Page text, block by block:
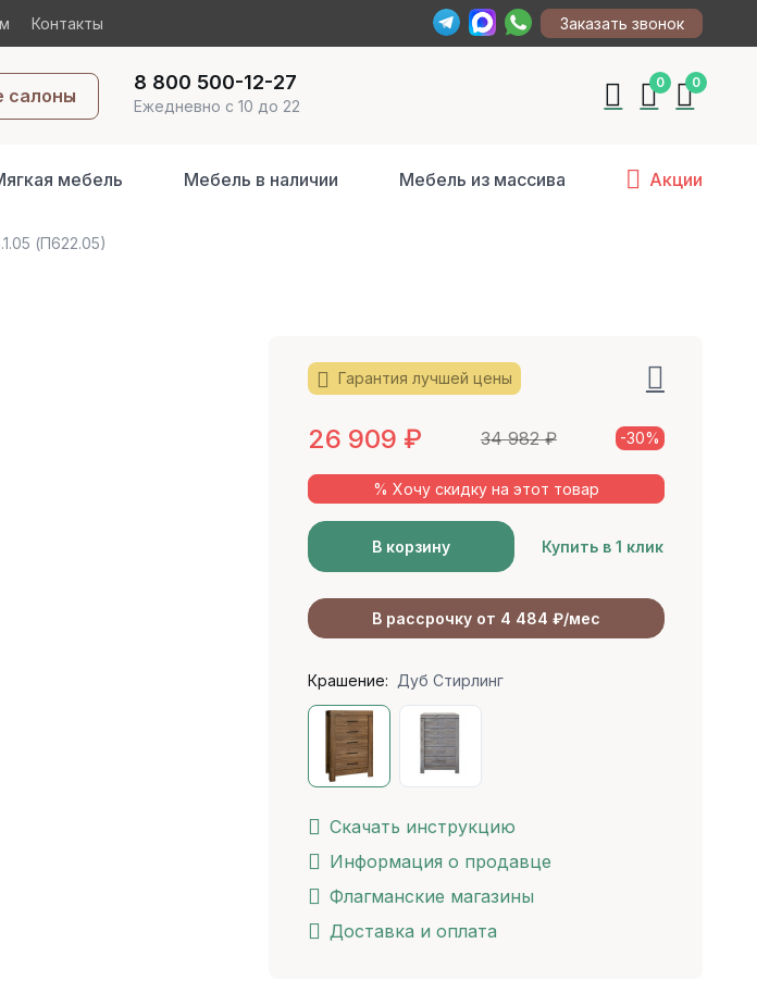
Контакты Заказать звонок
салоны
8 800 500-12-27
Ежедневно с 10 до 22
0 0
мебель Мебель в наличии Мебель из массива Акции
(П622.05)
Гарантия лучшей цены
26 909 ₽ 34 982₽ -30%
% Хочу скидку на этот товар
В корзину Купить в 1 клик
В рассрочку от 4 484 ₽/мес
Крашение: Дуб Стирлинг
Скачать инструкцию
Информация о продавце
Флагманские магазины
Доставка и оплата